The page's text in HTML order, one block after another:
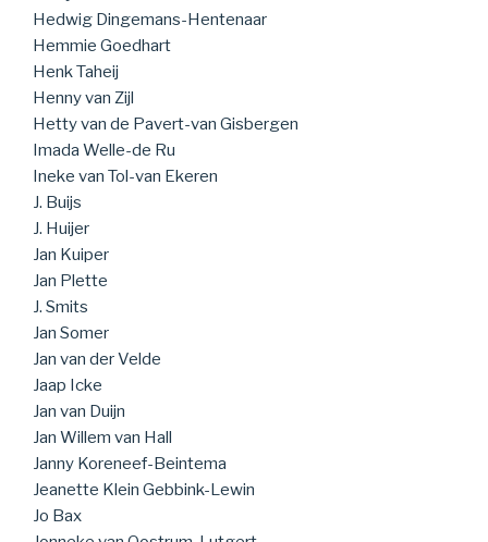
Hedwig Dingemans-Hentenaar
Hemmie Goedhart
Henk Taheij
Henny van Zijl
Hetty van de Pavert-van Gisbergen
Imada Welle-de Ru
Ineke van Tol-van Ekeren
J. Buijs
J. Huijer
Jan Kuiper
Jan Plette
J. Smits
Jan Somer
Jan van der Velde
Jaap Icke
Jan van Duijn
Jan Willem van Hall
Janny Koreneef-Beintema
Jeanette Klein Gebbink-Lewin
Jo Bax